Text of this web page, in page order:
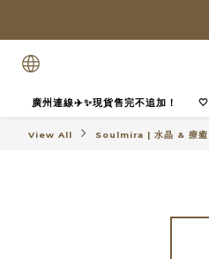
廣州連線✈️✨現貨售完不追加！
View All Soulmira | 水晶 & 療